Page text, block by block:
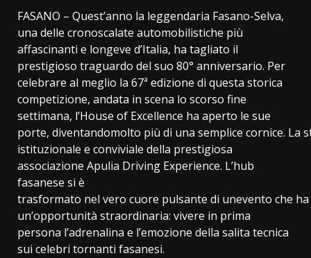
FASANO – Quest’anno la leggendaria Fasano-Selva,
una delle cronoscalate automobilistiche più
affascinanti e longeve d’Italia, ha tagliato il
prestigioso traguardo del suo 80° anniversario. Per
celebrare al meglio la 67ª edizione di questa storica
competizione, andata in scena lo scorso fine
settimana, l’House of Excellence ha aperto le sue
porte, diventandomolto più di una semplice cornice.
istituzionale e conviviale della prestigiosa
associazione Apulia Driving Experience. L’hub
fasanese si è
trasformato nel vero cuore pulsante di unevento che
un’opportunità straordinaria: vivere in prima
persona l’adrenalina e l’emozione della salita tecnica
sui celebri tornanti fasanesi.